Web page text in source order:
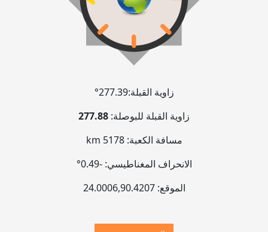
زاوية القبلة:277.39°
زاوية القبلة للبوصلة: 277.88
مسافة الكعبة:5178 km
الانحراف المغناطيسي:-0.49°
الموقع:
24.0006,90.4207